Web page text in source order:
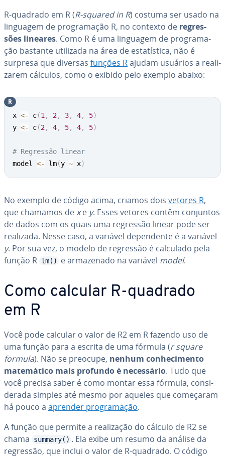
R-quadrado em R (R-squared in R) costuma ser usado na
linguagem de pro­gra­ma­ção R, no contexto de re­gres­
sões lineares. Como R é uma linguagem de pro­gra­ma­
ção bastante utilizada na área de es­ta­tís­tica, não é
surpresa que diversas funções Rajudam usuários a re­a­li­
za­rem cálculos, como o exibido pelo exemplo abaixo:
x <- c(1 , 2, 3, 4, 5)
y <- c(2, 4, 5, 4, 5)
# Regressão linear
model <- lm(y ~ x)
R
No exemplo de código acima, criamos dois vetores R,
que chamamos dexe y. Esses vetores contêm conjuntos
de dados com os quais uma regressão linear pode ser
realizada. Nesse caso, a variável de­pen­dente é a variável
y. Por sua vez, o modelo de regressão é calculado pela
função R lm() e ar­ma­ze­nado na variável model.
Como calcular R-quadrado
em R
Você pode calcular o valor de R2 em R fazendo uso de
uma função para a escrita de uma fórmula (r square
formula). Não se preocupe, nenhum co­nhe­ci­mento
ma­te­má­tico mais profundo é ne­ces­sá­rio. Tudo que
você precisa saber é como montar essa fórmula, con­si­
de­rada simples até mesmo por aqueles que começaram
há pouco a aprender pro­gra­ma­ção.
A função que permite a re­a­li­za­ção do cálculo de R2 se
chama
summary() . Ela exibe um resumo da análise da
regressão, que inclui o valor de R-quadrado. O código